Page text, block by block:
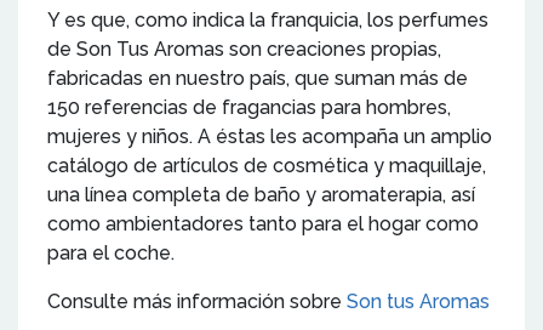
Y es que, como indica la franquicia, los perfumes
de Son Tus Aromas son creaciones propias,
fabricadas en nuestro país, que suman más de
150 referencias de fragancias para hombres,
mujeres y niños. A éstas les acompaña un amplio
catálogo de artículos de cosmética y maquillaje,
una línea completa de baño y aromaterapia, así
como ambientadores tanto para el hogar como
para el coche.
Consulte más información sobre Son tus Aromas